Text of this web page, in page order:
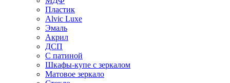
Пластик
Alvic Luxe
Эмаль
Акрил
ДСП
С патиной
Шкафы-купе с зеркалом
Матовое зеркало